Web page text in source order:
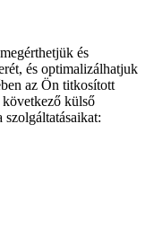
és
és optimalizálhatjuk
az Ön titkosított
következő külső